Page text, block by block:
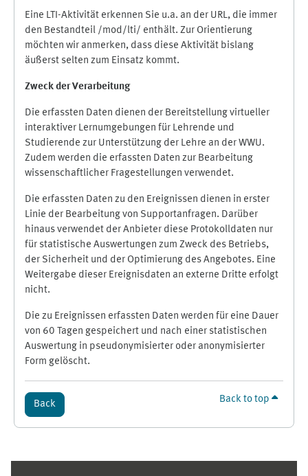
Eine LTI-Aktivität erkennen Sie u.a. an der URL, die immer
den Bestandteil /mod/lti/ enthält. Zur Orientierung
möchten wir anmerken, dass diese Aktivität bislang
äußerst selten zum Einsatz kommt.
Zweck der Verarbeitung
Die erfassten Daten dienen der Bereitstellung virtueller
interaktiver Lernumgebungen für Lehrende und
Studierende zur Unterstützung der Lehre an der WWU.
Zudem werden die erfassten Daten zur Bearbeitung
wissenschaftlicher Fragestellungen verwendet.
Die erfassten Daten zu den Ereignissen dienen in erster
Linie der Bearbeitung von Supportanfragen. Darüber
hinaus verwendet der Anbieter diese Protokolldaten nur
für statistische Auswertungen zum Zweck des Betriebs,
der Sicherheit und der Optimierung des Angebotes. Eine
Weitergabe dieser Ereignisdaten an externe Dritte erfolgt
nicht.
Die zu Ereignissen erfassten Daten werden für eine Dauer
von 60 Tagen gespeichert und nach einer statistischen
Auswertung in pseudonymisierter oder anonymisierter
Form gelöscht.
Back Back to top